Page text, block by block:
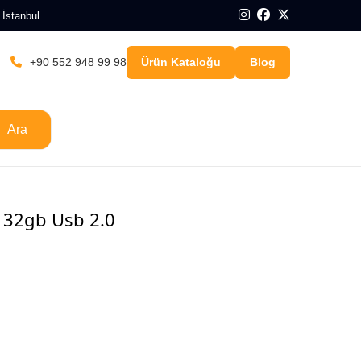
+90 552 948 99 98 Ürün Kataloğu Blog
Ara
32gb Usb 2.0